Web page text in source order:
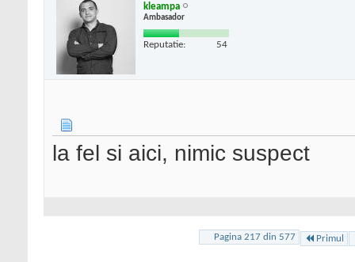
kleampa
Ambasador
Reputatie: 54
la fel si aici, nimic suspect
Pagina 217 din 577 Primul